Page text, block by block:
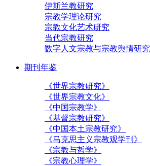
伊斯兰教研究
宗教学理论研究
宗教文化艺术研究
当代宗教研究
数字人文宗教与宗教舆情研究
期刊年鉴
《世界宗教研究》
《世界宗教文化》
《中国宗教学》
《基督宗教研究》
《中国本土宗教研究》
《马克思主义宗教观学刊》
《宗教与哲学》
《宗教心理学》